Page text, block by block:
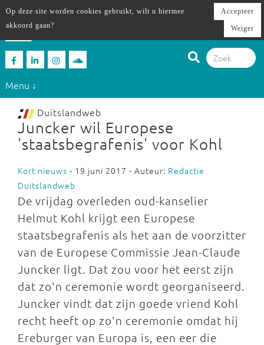
Menu ↓
Duitslandweb
Juncker wil Europese
'staatsbegrafenis' voor Kohl
Kort nieuws - 19 juni 2017 - Auteur: Redactie
Duitslandweb
De vrijdag overleden oud-kanselier
Helmut Kohl krijgt een Europese
staatsbegrafenis als het aan de voorzitter
van de Europese Commissie Jean-Claude
Juncker ligt. Dat zou voor het eerst zijn
dat zo'n ceremonie wordt georganiseerd.
Juncker vindt dat zijn goede vriend Kohl
recht heeft op zo'n ceremonie omdat hij
Ereburger van Europa is, een eer die
Op deze site worden cookies gebruikt, wilt u hiermee
akkoord gaan?
Accepteer
Weiger